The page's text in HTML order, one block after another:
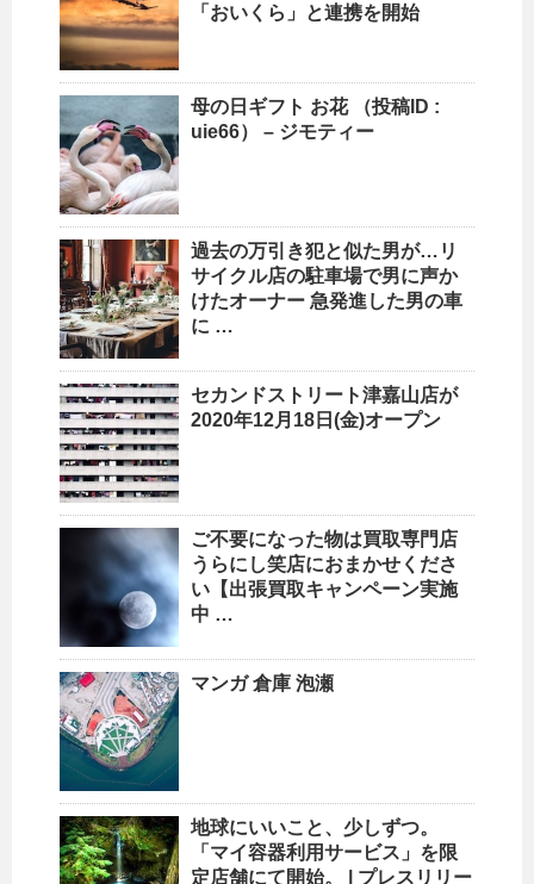
「おいくら」と連携を開始
母の日ギフト お花 （投稿ID :
uie66） – ジモティー
過去の万引き犯と似た男が… リ
サイクル店の駐車場で男に声か
けたオーナー 急発進した男の車
に …
セカンドストリート津嘉山店が
2020年12月18日(金)オープン
ご不要になった物は買取専門店
うらにし笑店におまかせくださ
い【出張買取キャンペーン実施
中 …
マンガ 倉庫 泡瀬
地球にいいこと、少しずつ。
「マイ容器利用サービス」を限
定店舗にて開始。 | プレスリリー